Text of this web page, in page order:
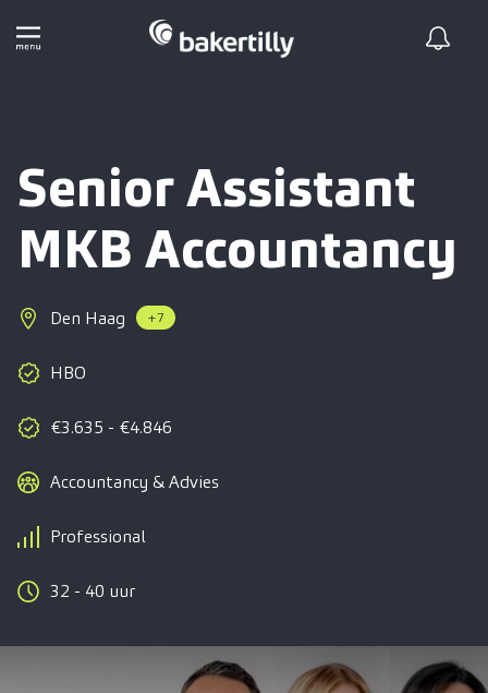
Senior Assistant
MKB Accountancy
Den Haag +7
HBO
€3.635 - €4.846
Accountancy & Advies
Professional
32 - 40 uur